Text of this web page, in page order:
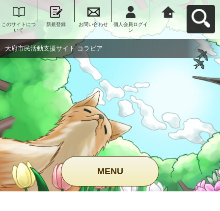
このサイトにつ
いて
新規登録 お問い合わせ
個人会員ログイ
ン
大府市民活動支
援サイト コラビ
アへ戻る
大府市民活動支援サイト コラビア
MENU